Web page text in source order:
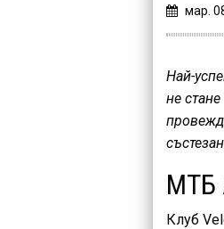
мар.
Най-
не
МТБ
Клуб